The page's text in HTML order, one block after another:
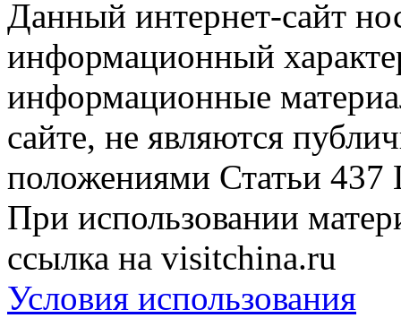
Данный интернет-сайт
информационный
информационные
сайте, не являются
положениями Статьи 437
При использовании
ссылка на visitchina.ru
Условия использования